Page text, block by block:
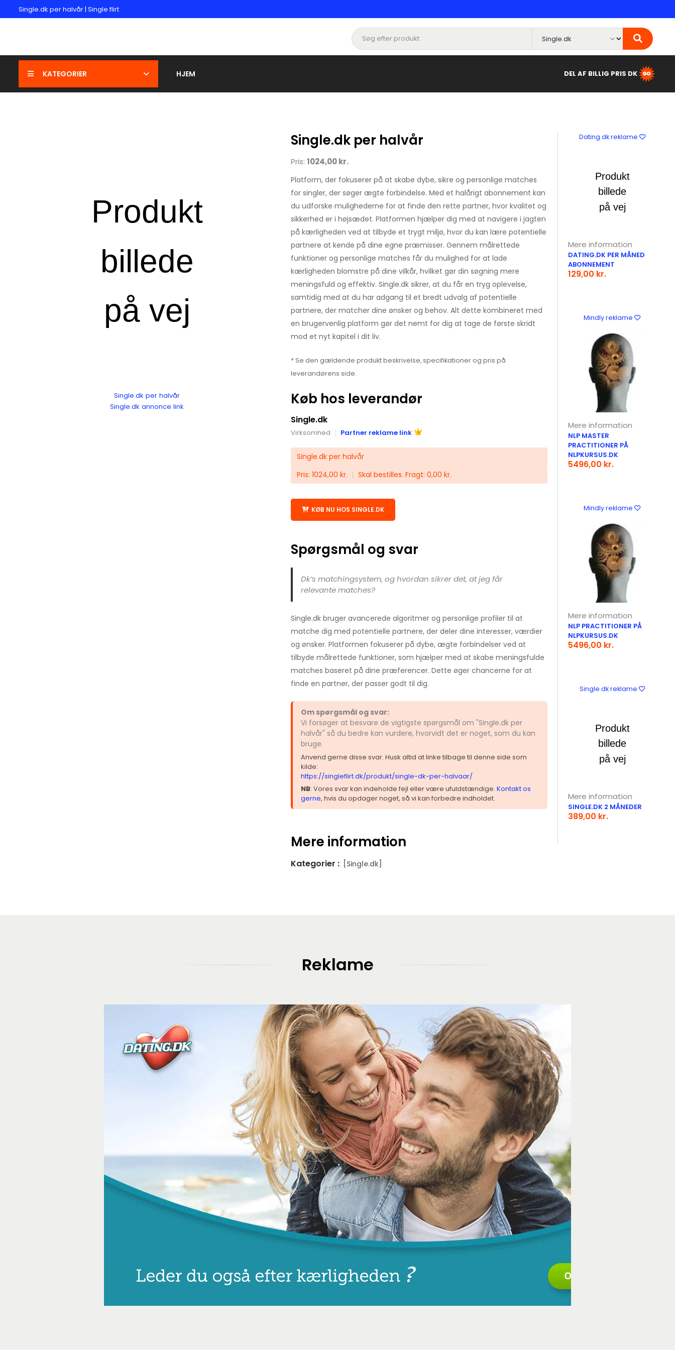
Single.dk per halvår | Single flirt
KATEGORIER HJEM DEL AF BILLIG PRIS DK
Single.dk per halvår
Single.dk annonce link
Single.dk per halvår
Pris: 1024,00 kr.
Platform, der fokuserer på at skabe dybe, sikre og personlige matches
for singler, der søger ægte forbindelse. Med et halårigt abonnement kan
du udforske mulighederne for at finde den rette partner, hvor kvalitet og
sikkerhed er i højsædet. Platformen hjælper dig med at navigere i jagten
på kærligheden ved at tilbyde et trygt miljø, hvor du kan lære potentielle
partnere at kende på dine egne præmisser. Gennem målrettede
funktioner og personlige matches får du mulighed for at lade
kærligheden blomstre på dine vilkår, hvilket gør din søgning mere
meningsfuld og effektiv. Single.dk sikrer, at du får en tryg oplevelse,
samtidig med at du har adgang til et bredt udvalg af potentielle
partnere, der matcher dine ønsker og behov. Alt dette kombineret med
en brugervenlig platform gør det nemt for dig at tage de første skridt
mod et nyt kapitel i dit liv.
* Se den gældende produkt beskrivelse, specifikationer og pris på
leverandørens side.
Køb hos leverandør
Single.dk
Virksomhed Partner reklame link
Single.dk per halvår
Pris: 1024,00 kr.
Skal bestilles. Fragt: 0,00 kr.
KØB NU HOS SINGLE.DK
Spørgsmål og svar
Dk’s matchingsystem, og hvordan sikrer det, at jeg får
relevante matches?
Single.dk bruger avancerede algoritmer og personlige profiler til at
matche dig med potentielle partnere, der deler dine interesser, værdier
og ønsker. Platformen fokuserer på dybe, ægte forbindelser ved at
tilbyde målrettede funktioner, som hjælper med at skabe meningsfulde
matches baseret på dine præferencer. Dette øger chancerne for at
finde en partner, der passer godt til dig.
Om spørgsmål og svar:
Vi forsøger at besvare de vigtigste spørgsmål om "Single.dk per
halvår" så du bedre kan vurdere, hvorvidt det er noget, som du kan
bruge.
Anvend gerne disse svar. Husk altid at linke tilbage til denne side som
kilde:
https://singleflirt.dk/produkt/single-dk-per-halvaar/
NB: Vores svar kan indeholde fejl eller være ufuldstændige. Kontakt os
gerne, hvis du opdager noget, så vi kan forbedre indholdet.
Mere information
Kategorier : [Single.dk]
Dating.dk reklame
Mere information
DATING.DK PER MÅNED
ABONNEMENT
129,00 kr.
Mindly reklame
Mere information
NLP MASTER
PRACTITIONER PÅ
NLPKURSUS.DK
5496,00 kr.
Mindly reklame
Mere information
NLP PRACTITIONER PÅ
NLPKURSUS.DK
5496,00 kr.
Single.dk reklame
Mere information
SINGLE.DK 2 MÅNEDER
389,00 kr.
Reklame